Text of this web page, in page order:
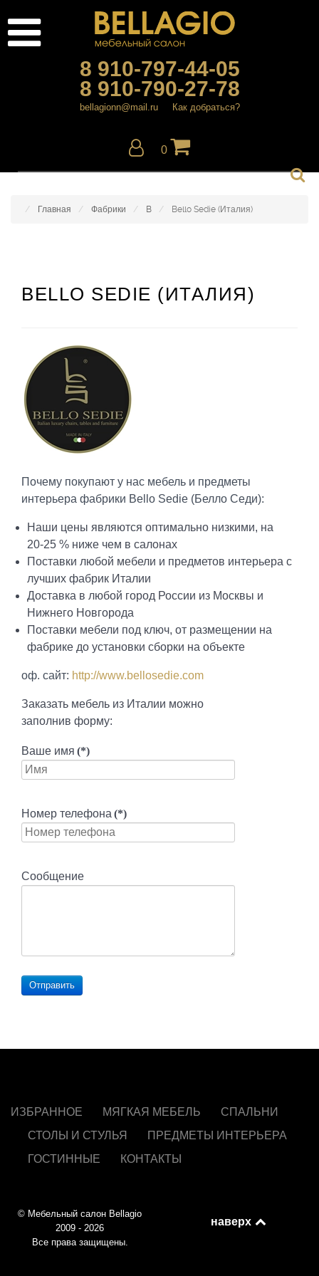
8 910-797-44-05
8 910-790-27-78
bellagionn@mail.ru Как добраться?
0
Главная Фабрики B Bello Sedie (Италия)
BELLO SEDIE (ИТАЛИЯ)
Почему покупают у нас мебель и предметы
интерьера фабрики Bello Sedie (Белло Седи):
Наши цены являются оптимально низкими, на
20-25 % ниже чем в салонах
Поставки любой мебели и предметов интерьера с
лучших фабрик Италии
Доставка в любой город России из Москвы и
Нижнего Новгорода
Поставки мебели под ключ, от размещении на
фабрике до установки сборки на объекте
оф. сайт: http://www.bellosedie.com
Заказать мебель из Италии можно
заполнив форму:
Ваше имя (*)
Номер телефона (*)
Сообщение
Отправить
ИЗБРАННОЕ МЯГКАЯ МЕБЕЛЬ
СПАЛЬНИ
СТОЛЫ И СТУЛЬЯ
ПРЕДМЕТЫ ИНТЕРЬЕРА
ГОСТИННЫЕ
КОНТАКТЫ
© Мебельный салон Bellagio
2009 - 2026
Все права защищены.
наверх